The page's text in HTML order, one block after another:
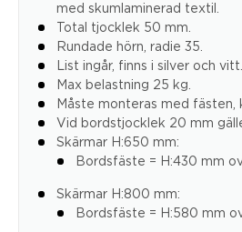
med skumlaminerad textil.
Total tjocklek 50 mm.
Rundade hörn, radie 35.
List ingår, finns i silver och vitt.
Max belastning 25 kg.
Måste monteras med fästen,
Vid bordstjocklek 20 mm
Skärmar H:650 mm:
Bordsfäste = H:430 mm
Skärmar H:800 mm:
Bordsfäste = H:580 mm